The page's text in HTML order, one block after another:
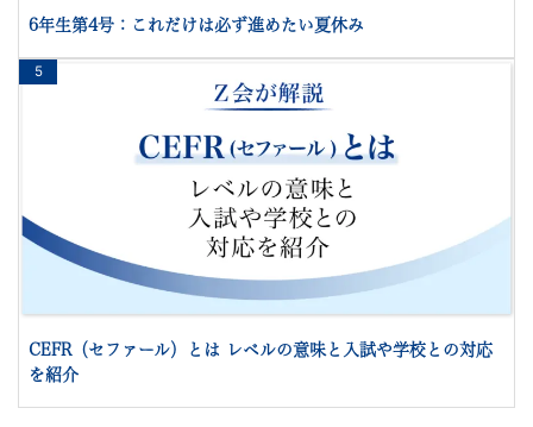
6年生第4号：これだけは必ず進めたい夏休み
5
CEFR（セファール）とは レベルの意味と入試や学校との対応
を紹介